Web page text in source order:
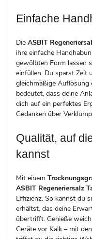
Einfache
Die ASBIT
ihre einfache
gewölbten Form lassen
einfüllen. Du sparst Zeit
gleichmäßige Auflösung
bedeutet, dass deine
dich auf ein perfektes
Gedanken über
Qualität, auf
kannst
Mit einem
ASBIT Regeneriersalz
Effizienz. So kannst du
erhältst, das deine
übertrifft. Genieße
Geräte vor Kalk – mit den